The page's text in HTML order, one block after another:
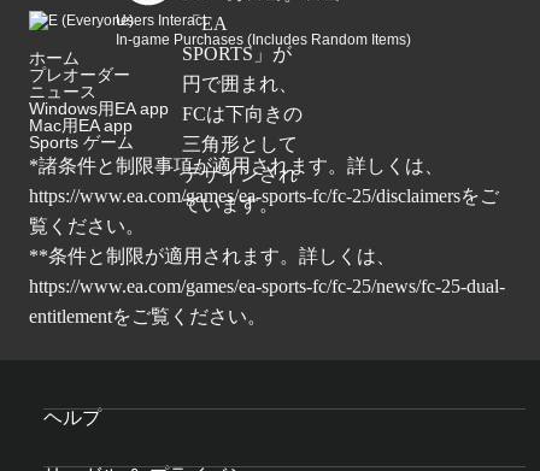
Users Interact
In-game Purchases (Includes Random Items)
ホーム
プレオーダー
ニュース
Windows用EA app
Mac用EA app
Sports ゲーム
*諸条件と制限事項が適用されます。詳しくは、
https://www.ea.com/games/ea-sports-fc/fc-25/disclaimersをご
覧ください。
**条件と制限が適用されます。詳しくは、
https://www.ea.com/games/ea-sports-fc/fc-25/news/fc-25-dual-
entitlementをご覧ください。
ヘルプ